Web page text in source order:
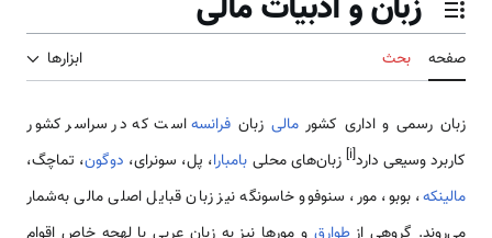
تغییر وضعیت فهرست محتویات
صفحه بحث ابزارها
زبان رسمی ‌و اداری کشورمالی زبان فرانسهاست که در سراسر کشور
کاربرد وسیعی دارد[i] زبان‌های محلی بامبارا، پل، سونرای، دوگون، تماچگ،
مالینکه، بوبو، مور، سنوفوو خاسونگه نیز زبان قبایل اصلی مالی به‌شمار
می‌روند. گروهی ازطوارق و مورها نیز به زبان عربی با لهجه خاص اقوام